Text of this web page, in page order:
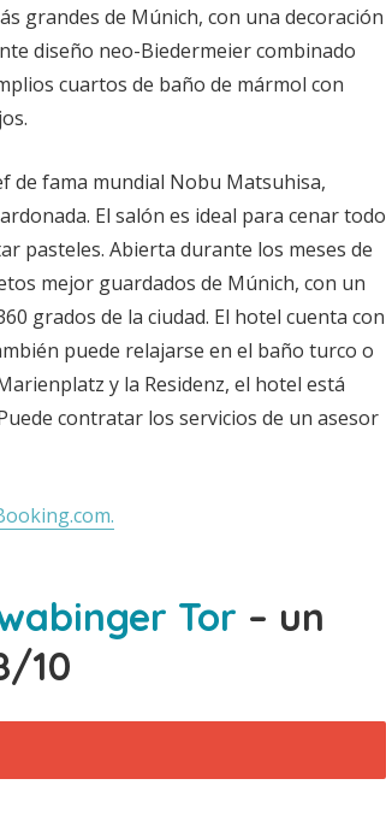
grandes de Múnich, con una decoración
diseño neo-Biedermeier combinado
cuartos de baño de mármol con
de fama mundial Nobu Matsuhisa,
El salón es ideal para cenar todo
pasteles. Abierta durante los meses de
mejor guardados de Múnich, con un
grados de la ciudad. El hotel cuenta con
puede relajarse en el baño turco o
y la Residenz, el hotel está
contratar los servicios de un asesor
Tor – un
10